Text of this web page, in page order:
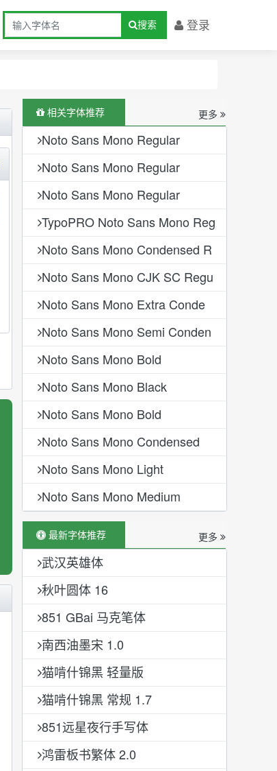
搜索 登录
相关字体推荐 更多
Noto Sans Mono Regular
Noto Sans Mono Regular
Noto Sans Mono Regular
TypoPRO Noto Sans Mono Reg
Noto Sans Mono Condensed R
Noto Sans Mono CJK SC Regu
Noto Sans Mono Extra Conde
Noto Sans Mono Semi Conden
Noto Sans Mono Bold
Noto Sans Mono Black
Noto Sans Mono Bold
Noto Sans Mono Condensed
Noto Sans Mono Light
Noto Sans Mono Medium
最新字体推荐 更多
武汉英雄体
秋叶圆体 16
851 GBai 马克笔体
南西油墨宋 1.0
猫啃什锦黑 轻量版
猫啃什锦黑 常规 1.7
851远星夜行手写体
鸿雷板书繁体 2.0